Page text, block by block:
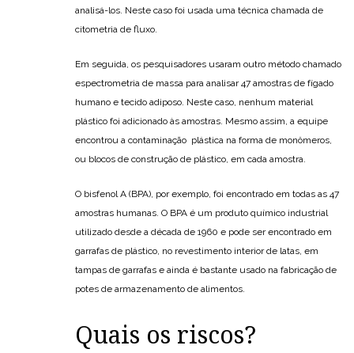
analisá-los. Neste caso foi usada uma técnica chamada de
citometria de fluxo.
Em seguida, os pesquisadores usaram outro método chamado
espectrometria de massa para analisar 47 amostras de fígado
humano e tecido adiposo. Neste caso, nenhum material
plástico foi adicionado às amostras. Mesmo assim, a equipe
encontrou a contaminação plástica na forma de monômeros,
ou blocos de construção de plástico, em cada amostra.
O bisfenol A (BPA), por exemplo, foi encontrado em todas as 47
amostras humanas. O BPA é um produto químico industrial
utilizado desde a década de 1960 e pode ser encontrado em
garrafas de plástico, no revestimento interior de latas, em
tampas de garrafas e ainda é bastante usado na fabricação de
potes de armazenamento de alimentos.
Quais os riscos?